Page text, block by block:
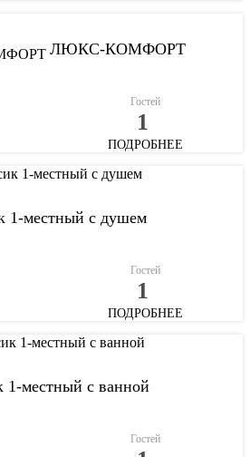
ЛЮКС-КОМФОРТ
Гостей
1
ПОДРОБНЕЕ
1-местный с душем
Гостей
1
ПОДРОБНЕЕ
1-местный с ванной
Гостей